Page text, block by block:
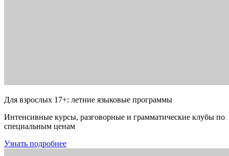
Для взрослых 17+: летние языковые программы
Интенсивные курсы, разговорные и грамматические клубы по
специальным ценам
Узнать подробнее